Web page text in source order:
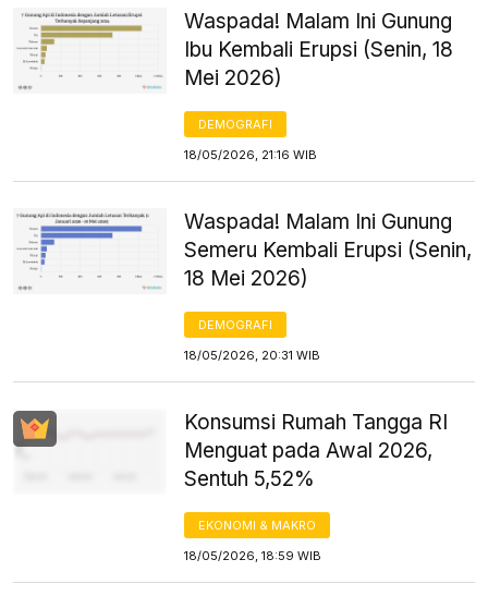
Waspada! Malam Ini Gunung
Ibu Kembali Erupsi (Senin, 18
Mei 2026)
DEMOGRAFI
18/05/2026, 21:16 WIB
Waspada! Malam Ini Gunung
Semeru Kembali Erupsi (Senin,
18 Mei 2026)
DEMOGRAFI
18/05/2026, 20:31 WIB
Konsumsi Rumah Tangga RI
Menguat pada Awal 2026,
Sentuh 5,52%
EKONOMI & MAKRO
18/05/2026, 18:59 WIB